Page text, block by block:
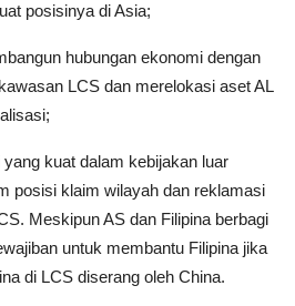
posisinya di Asia;
hubungan ekonomi dengan
LCS dan merelokasi aset AL
kuat dalam kebijakan luar
posisi klaim wilayah dan reklamasi
Meskipun AS dan Filipina berbagi
untuk membantu Filipina jika
di LCS diserang oleh China.